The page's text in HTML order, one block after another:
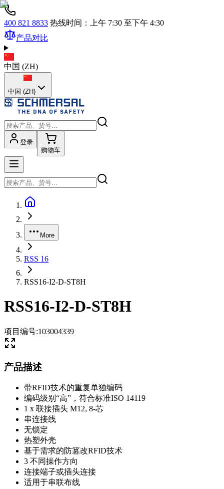
400 821 8833 热线时间：上午 7:30 至下午 4:30
产品对比
中国 (ZH)
中国 (ZH)
登录
购物车
More
RSS 16
RSS16-I2-D-ST8H
RSS16-I2-D-ST8H
项目编号:103004339
产品描述
带RFID技术的重复单独编码
编码级别“高”，符合标准ISO 14119
1 x 联接插头 M12, 8-芯
串连接线
无锁定
热塑外壳
基于需求的防篡改RFID技术
3 不同操作方向
连接端子或插头连接
适用于串联布线